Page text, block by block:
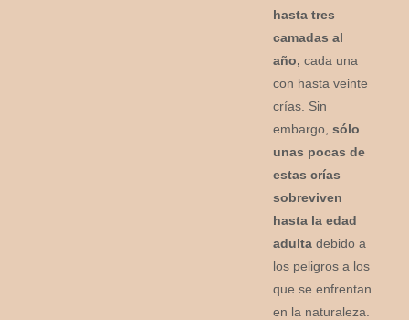
hasta tres
camadas al
año, cada una
con hasta veinte
crías. Sin
embargo,sólo
unas pocas de
estas crías
sobreviven
hasta la edad
adulta debido a
los peligros a los
que se enfrentan
en la naturaleza.